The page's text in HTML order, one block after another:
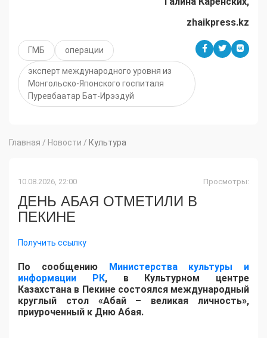
zhaikpress.kz
ГМБ операции
эксперт международного уровня из
Монгольско-Японского госпиталя
Пуревбаатар Бат-Ирээдуй
Главная / Новости / Культура
10.08.2026, 22:00 Просмотры:
ДЕНЬ АБАЯ ОТМЕТИЛИ В
ПЕКИНЕ
Получить ссылку
​По сообщению Министерства культуры и
информации РК, в Культурном центре
Казахстана в Пекине состоялся международный
круглый стол «Абай – великая личность»,
приуроченный к Дню Абая.